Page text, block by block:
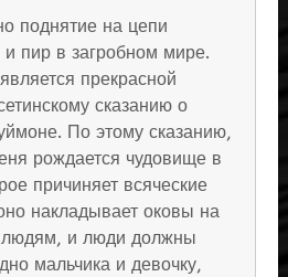
поднятие на цепи
пир в загробном мире.
прекрасной
сказанию о
По этому сказанию,
рождается чудовище в
причиняет всяческие
накладывает оковы на
людям, и люди должны
мальчика и девочку,